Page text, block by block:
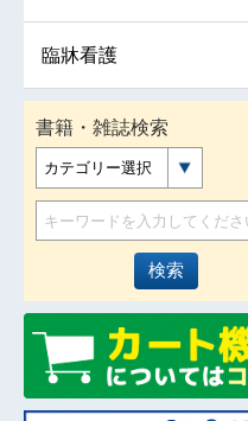
臨牀看護
書籍・雑誌検索
カテゴリー選択